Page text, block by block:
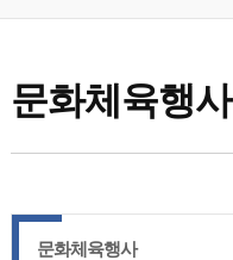
문화체육행사
문화체육행사